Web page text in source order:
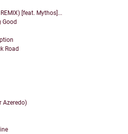
[feat. Mythos]...
Good
Road
Azeredo)